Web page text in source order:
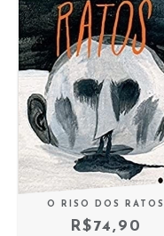
O RISO DOS RATOS
R$74,90